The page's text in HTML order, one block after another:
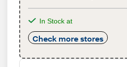
In Stock at
Check more stores